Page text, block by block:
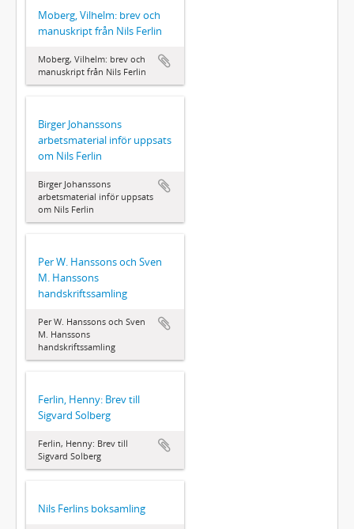
Moberg, Vilhelm: brev och
manuskript från Nils Ferlin
Moberg, Vilhelm: brev och
manuskript från Nils Ferlin
Birger Johanssons
arbetsmaterial inför uppsats
om Nils Ferlin
Birger Johanssons
arbetsmaterial inför uppsats
om Nils Ferlin
Per W. Hanssons och Sven
M. Hanssons
handskriftssamling
Per W. Hanssons och Sven
M. Hanssons
handskriftssamling
Ferlin, Henny: Brev till
Sigvard Solberg
Ferlin, Henny: Brev till
Sigvard Solberg
Nils Ferlins boksamling